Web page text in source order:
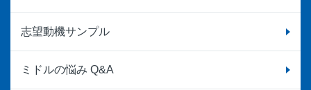
志望動機サンプル
ミドルの悩み Q&A